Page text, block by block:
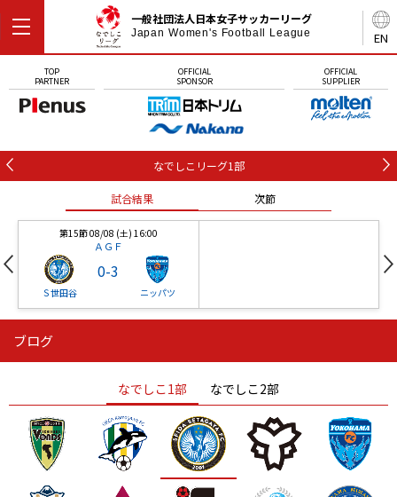
EN
一般社団法人日本女子サッカーリーグ
Japan Women's Football League
TOP
PARTNER
OFFICIAL
SPONSOR
OFFICIAL
SUPPLIER
なでしこリーグ1部
試合結果 次節
第15節 08/08 (土) 16:00
ＡＧＦ
Ｓ世田谷
0-3
ニッパツ
ニッパツ
ニッパツ 名古屋
石人の星
静岡 愛媛Ｌ
ブログ
なでしこ1部 なでしこ2部